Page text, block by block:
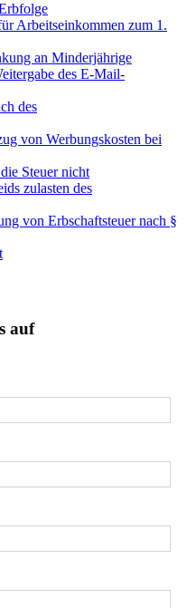
Arbeitseinkommen zum 1.
an Minderjährige
des E-Mail-
des
von Werbungskosten bei
Steuer nicht
zulasten des
von Erbschaftsteuer nach §
auf